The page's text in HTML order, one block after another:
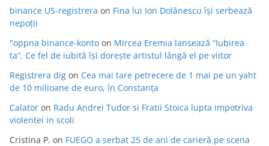
binance US-registrera on Fina lui Ion Dolănescu își serbează
nepoții
"oppna binance-konto on Mircea Eremia lansează “Iubirea
ta”. Ce fel de iubită își dorește artistul lângă el pe viitor
Registrera dig on Cea mai tare petrecere de 1 mai pe un yaht
de 10 milioane de euro, în Constanța
Calator on Radu Andrei Tudor si Fratii Stoica lupta impotriva
violentei in scoli
Cristina P. on FUEGO a serbat 25 de ani de carieră pe scena